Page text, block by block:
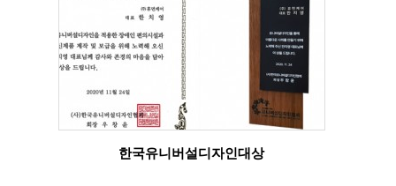
한국유니버설디자인대상